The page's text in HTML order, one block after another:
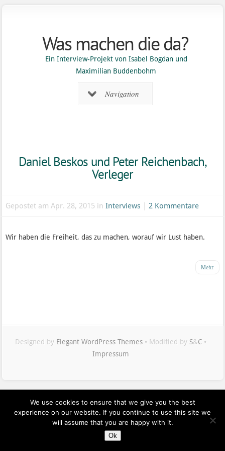
Was machen die da?
Ein Interview-Projekt von Isabel Bogdan und
Maximilian Buddenbohm
Navigation
Daniel Beskos und Peter Reichenbach,
Verleger
Gepostet am Apr. 28, 2015 inInterviews 2 Kommentare
Wir haben die Freiheit, das zu machen, worauf wir Lust haben.
Mehr
Designed by Elegant WordPress Themes• Modified by S&C•
Impressum
We use cookies to ensure that we give you the best
experience on our website. If you continue to use this site we
will assume that you are happy with it.
Ok